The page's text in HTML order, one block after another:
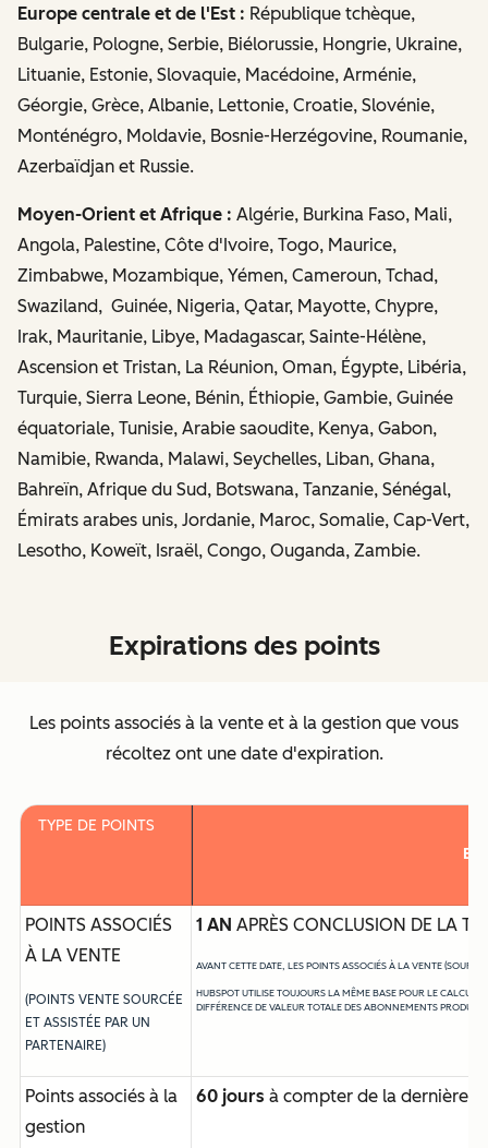
Europe centrale et de l'Est : République tchèque,
Bulgarie, Pologne, Serbie, Biélorussie, Hongrie, Ukraine,
Lituanie, Estonie, Slovaquie, Macédoine, Arménie,
Géorgie, Grèce, Albanie, Lettonie, Croatie, Slovénie,
Monténégro, Moldavie, Bosnie-Herzégovine, Roumanie,
Azerbaïdjan et Russie.
Moyen-Orient et Afrique : Algérie, Burkina Faso, Mali,
Angola, Palestine, Côte d'Ivoire, Togo, Maurice,
Zimbabwe, Mozambique, Yémen, Cameroun, Tchad,
Swaziland, Guinée, Nigeria, Qatar, Mayotte, Chypre,
Irak, Mauritanie, Libye, Madagascar, Sainte-Hélène,
Ascension et Tristan, La Réunion, Oman, Égypte, Libéria,
Turquie, Sierra Leone, Bénin, Éthiopie, Gambie, Guinée
équatoriale, Tunisie, Arabie saoudite, Kenya, Gabon,
Namibie, Rwanda, Malawi, Seychelles, Liban, Ghana,
Bahreïn, Afrique du Sud, Botswana, Tanzanie, Sénégal,
Émirats arabes unis, Jordanie, Maroc, Somalie, Cap-Vert,
Lesotho, Koweït, Israël, Congo, Ouganda, Zambie.
Expirations des points
Les points associés à la vente et à la gestion que vous
récoltez ont une date d'expiration.
TYPE DE POINTS
POINTS ASSOCIÉS
À LA VENTE
(POINTS VENTE SOURCÉE
ET ASSISTÉE PAR UN
PARTENAIRE)
1 AN APRÈS CONCLUSION DE LA
AVANT CETTE DATE, LES POINTS ASSOCIÉS À LA VENTE
HUBSPOT UTILISE TOUJOURS LA MÊME BASE POUR LE CALCUL
DIFFÉRENCE DE VALEUR TOTALE DES ABONNEMENTS PRODUIT
Points associés à la
gestion
60 jours à compter de la dernière